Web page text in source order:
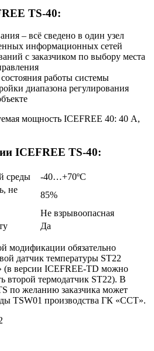
TS-40:
– всё сведено в один узел
информационных сетей
с заказчиком по выбору места
работы системы
диапазона регулирования
мощность ICEFREE 40: 40 А,
ICEFREE TS-40:
среды
-40…+70ºС
не
85%
Не взрывоопасная
Да
модификации обязательно
датчик температуры ST22
версии ICEFREE-TD можно
второй термодатчик ST22). В
по желанию заказчика может
TSW01 производства ГК «ССТ».